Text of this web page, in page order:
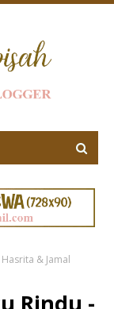
& Jamal